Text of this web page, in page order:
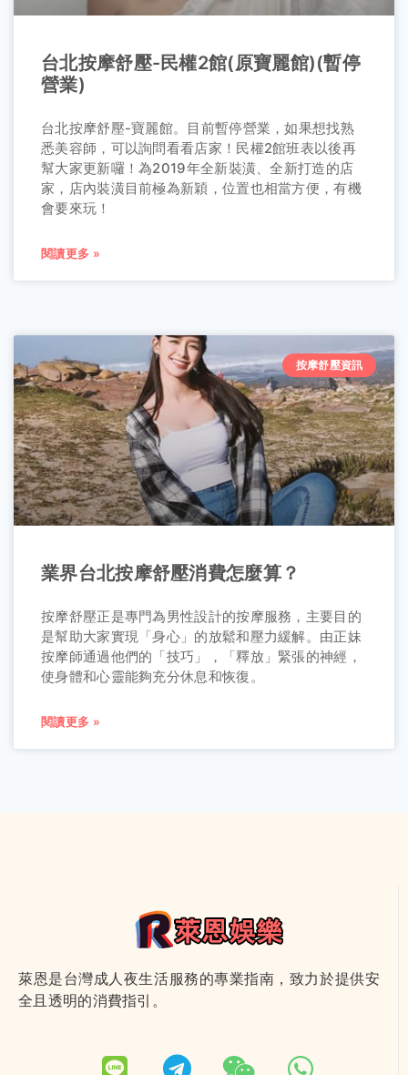
台北按摩舒壓-民權2館(原寶麗館)(暫停
營業)
台北按摩舒壓-寶麗館。目前暫停營業，如果想找熟
悉美容師，可以詢問看看店家！民權2館班表以後再
幫大家更新囉！為2019年全新裝潢、全新打造的店
家，店內裝潢目前極為新穎，位置也相當方便，有機
會要來玩！
閱讀更多 »
按摩舒壓資訊
業界台北按摩舒壓消費怎麼算？
按摩舒壓正是專門為男性設計的按摩服務，主要目的
是幫助大家實現「身心」的放鬆和壓力緩解。由正妹
按摩師通過他們的「技巧」，「釋放」緊張的神經，
使身體和心靈能夠充分休息和恢復。
閱讀更多 »
萊恩是台灣成人夜生活服務的專業指南，致力於提供安
全且透明的消費指引。